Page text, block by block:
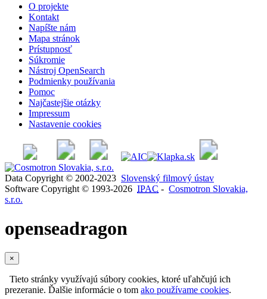
O projekte
Kontakt
Napíšte nám
Mapa stránok
Prístupnosť
Súkromie
Nástroj OpenSearch
Podmienky používania
Pomoc
Najčastejšie otázky
Impressum
Nastavenie cookies
Data Copyright © 2002-2023 Slovenský filmový ústav
Software Copyright © 1993-2026 IPAC - Cosmotron Slovakia,
s.r.o.
openseadragon
×
Tieto stránky využívajú súbory cookies, ktoré uľahčujú ich
prezeranie. Ďalšie informácie o tom ako používame cookies.